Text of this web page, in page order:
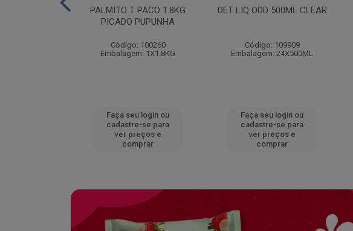
PALMITO T PACO 1.8KG
PICADO PUPUNHA
Código: 100260
Embalagem: 1X1.8KG
Faça seu login ou
cadastre-se para
ver preços e
comprar
DET LIQ ODD 500ML CLEAR
Código: 109909
Embalagem: 24X500ML
Faça seu login ou
cadastre-se para
ver preços e
comprar